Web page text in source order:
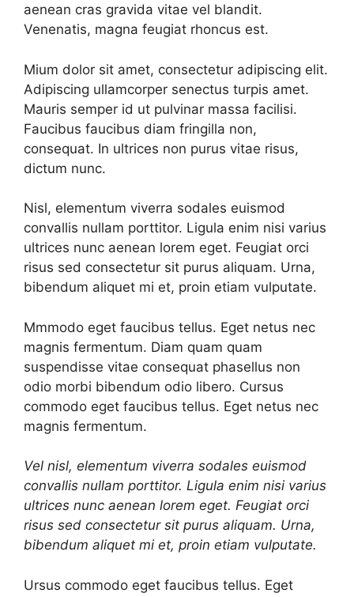
aenean cras gravida vitae vel blandit.
Venenatis, magna feugiat rhoncus est.
Mium dolor sit amet, consectetur adipiscing elit.
Adipiscing ullamcorper senectus turpis amet.
Mauris semper id ut pulvinar massa facilisi.
Faucibus faucibus diam fringilla non,
consequat. In ultrices non purus vitae risus,
dictum nunc.
Nisl, elementum viverra sodales euismod
convallis nullam porttitor. Ligula enim nisi varius
ultrices nunc aenean lorem eget. Feugiat orci
risus sed consectetur sit purus aliquam. Urna,
bibendum aliquet mi et, proin etiam vulputate.
Mmmodo eget faucibus tellus. Eget netus nec
magnis fermentum. Diam quam quam
suspendisse vitae consequat phasellus non
odio morbi bibendum odio libero. Cursus
commodo eget faucibus tellus. Eget netus nec
magnis fermentum.
Vel nisl, elementum viverra sodales euismod
convallis nullam porttitor. Ligula enim nisi varius
ultrices nunc aenean lorem eget. Feugiat orci
risus sed consectetur sit purus aliquam. Urna,
bibendum aliquet mi et, proin etiam vulputate.
Ursus commodo eget faucibus tellus. Eget